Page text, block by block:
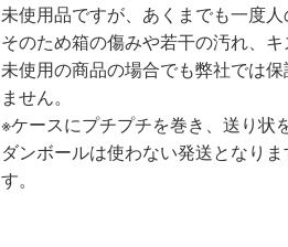
未使用品ですが、あくまでも一度人
そのため箱の傷みや若干の汚れ、キ
未使用の商品の場合でも弊社では
ません。
※ケースにプチプチを巻き、送り状
ダンボールは使わない発送となり
す。